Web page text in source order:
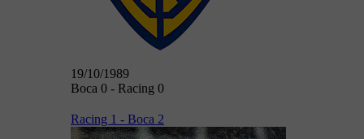
19/10/1989
Boca 0 - Racing 0
Racing 1 - Boca 2